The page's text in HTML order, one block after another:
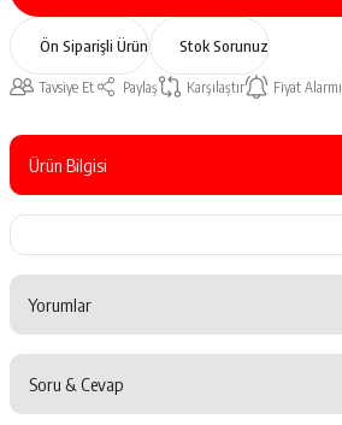
Ön Siparişli Ürün Stok Sorunuz
Tavsiye Et Paylaş Karşılaştır Fiyat Alarmı
Ürün Bilgisi
Yorumlar
Soru & Cevap